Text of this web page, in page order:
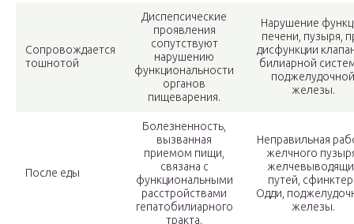
Сопровождается
тошнотой
Диспепсические
проявления
сопутствуют
нарушению
функциональности
органов
пищеварения.
Нарушение
печени, пузыря,
дисфункции
билиарной
поджелудочной
железы.
После еды
Болезненность,
вызванная
приемом пищи,
связана с
функциональными
расстройствами
гепатобилиарного
тракта.
Неправильная
желчного
путей,
Одди,
железы.